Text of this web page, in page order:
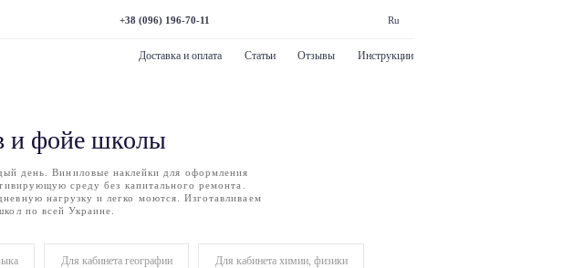
+38 (096) 196-70-11 Ru
Доставка и оплата Статьи Отзывы Инструкции
и фойе школы
день. Виниловые наклейки для оформления
среду без капитального ремонта.
нагрузку и легко моются. Изготавливаем
по всей Украине.
Для кабинета географии Для кабинета химии, физики